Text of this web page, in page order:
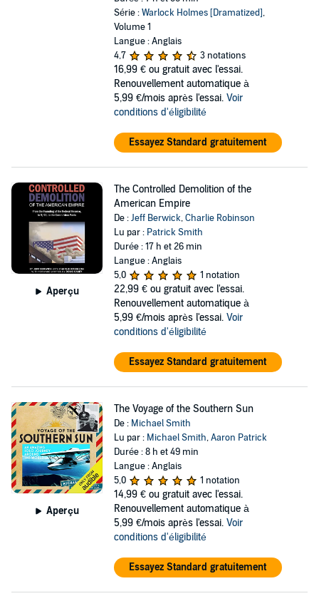
Série :Warlock Holmes [Dramatized],
Volume 1
Langue : Anglais
4,7
3 notations
16,99 € ou gratuit avec l'essai.
Renouvellement automatique à
5,99 €/mois après l'essai. Voir
conditions d'éligibilité
Essayez Standard gratuitement
Aperçu
The Controlled Demolition of the
American Empire
De :Jeff Berwick,Charlie Robinson
Lu par : Patrick Smith
Durée : 17 h et 26 min
Langue : Anglais
5,0
1 notation
22,99 € ou gratuit avec l'essai.
Renouvellement automatique à
5,99 €/mois après l'essai. Voir
conditions d'éligibilité
Essayez Standard gratuitement
Aperçu
The Voyage of the Southern Sun
De : Michael Smith
Lu par : Michael Smith,Aaron Patrick
Durée : 8 h et 49 min
Langue : Anglais
5,0
1 notation
14,99 € ou gratuit avec l'essai.
Renouvellement automatique à
5,99 €/mois après l'essai. Voir
conditions d'éligibilité
Essayez Standard gratuitement